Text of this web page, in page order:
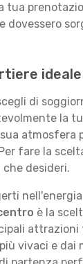
tua
dovessero
di
la
atmosfera
fare la
desideri.
è la
vivaci e dai